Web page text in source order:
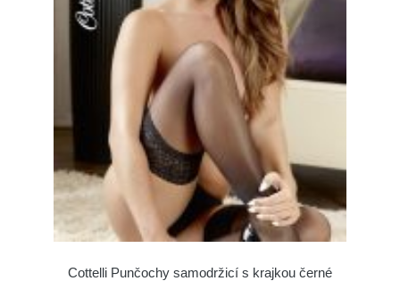
Cottelli Punčochy samodržicí s krajkou černé